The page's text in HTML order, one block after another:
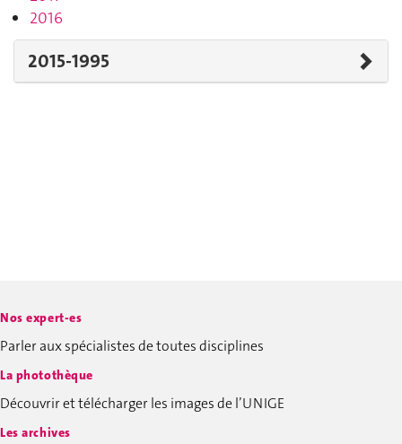
2016
2015-1995
Nos expert-es
Parler aux spécialistes de toutes disciplines
La photothèque
Découvrir et télécharger les images de l’UNIGE
Les archives